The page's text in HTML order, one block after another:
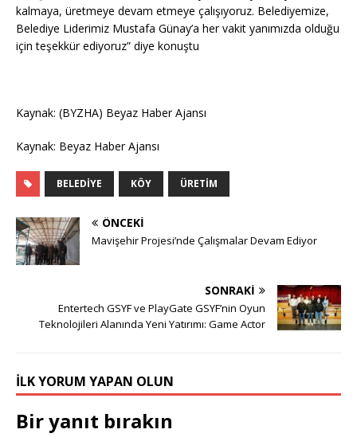
kalmaya, üretmeye devam etmeye çalışıyoruz. Belediyemize,
Belediye Liderimiz Mustafa Günay’a her vakit yanımızda olduğu
için teşekkür ediyoruz” diye konuştu
Kaynak: (BYZHA) Beyaz Haber Ajansı
Kaynak: Beyaz Haber Ajansı
BELEDIYE KÖY ÜRETIM
ÖNCEKI
Mavişehir Projesi’nde Çalışmalar Devam Ediyor
SONRAKI
Entertech GSYF ve PlayGate GSYF’nin Oyun
Teknolojileri Alanında Yeni Yatırımı: Game Actor
İLK YORUM YAPAN OLUN
Bir yanıt bırakın